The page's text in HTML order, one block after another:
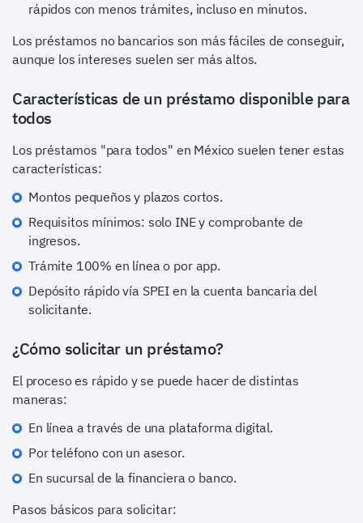
rápidos con menos trámites, incluso en minutos.
Los préstamos no bancarios son más fáciles de conseguir,
aunque los intereses suelen ser más altos.
Características de un préstamo disponible para
todos
Los préstamos "para todos" en México suelen tener estas
características:
Montos pequeños y plazos cortos.
Requisitos mínimos: solo INE y comprobante de
ingresos.
Trámite 100% en línea o por app.
Depósito rápido vía SPEI en la cuenta bancaria del
solicitante.
¿Cómo solicitar un préstamo?
El proceso es rápido y se puede hacer de distintas
maneras:
En línea a través de una plataforma digital.
Por teléfono con un asesor.
En sucursal de la financiera o banco.
Pasos básicos para solicitar: